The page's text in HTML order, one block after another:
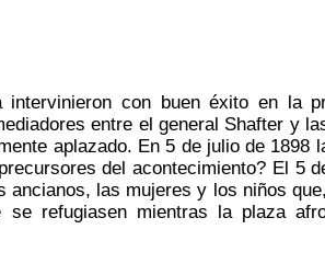
intervinieron con buen éxito en la
entre el general Shafter y
aplazado. En 5 de julio de 1898
del acontecimiento? El 5
las mujeres y los niños
refugiasen mientras la plaza